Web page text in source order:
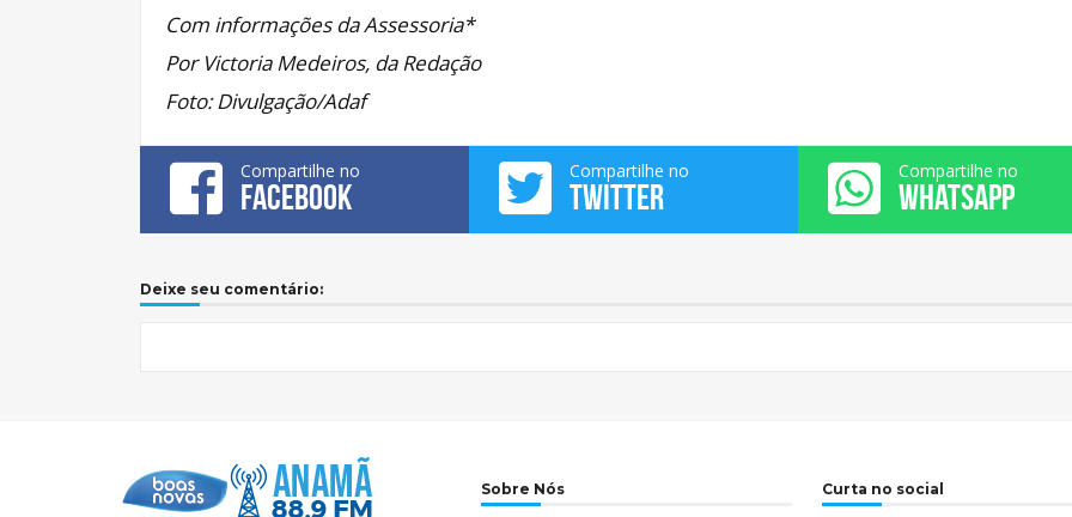
Com informações da Assessoria*
Por Victoria Medeiros, da Redação
Foto: Divulgação/Adaf
Compartilhe no
FACEBOOK
Compartilhe no
TWITTER
Compartilhe no
WHATSAPP
Deixe seu comentário:
Sobre Nós Curta no social